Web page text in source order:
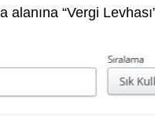
alanına “Vergi